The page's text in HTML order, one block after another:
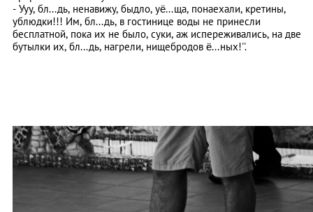
- Ууу, бл...дь, ненавижу, быдло, уё...ща, понаехали, кретины,
ублюдки!!! Им, бл...дь, в гостинице воды не принесли
бесплатной, пока их не было, суки, аж испереживались, на две
бутылки их, бл...дь, нагрели, нищебродов ё...ных!''.